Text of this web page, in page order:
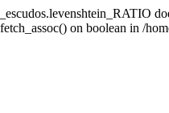
on boolean in /